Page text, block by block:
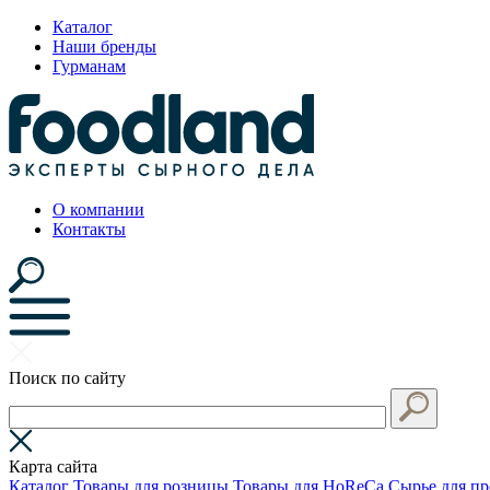
Каталог
Наши бренды
Гурманам
О компании
Контакты
Поиск по сайту
Карта сайта
Каталог Товары для розницы Товары для HoReCa Сырье для